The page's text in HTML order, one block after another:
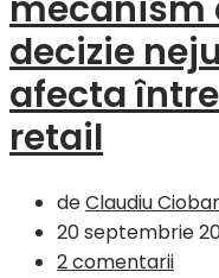
decizie
afecta
retail
deClaudiu
20 septembrie
2 comentarii